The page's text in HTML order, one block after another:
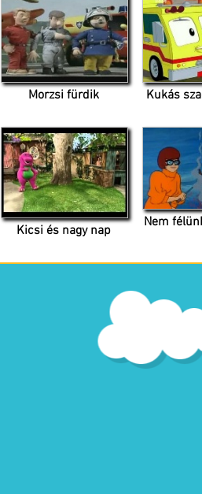
Morzsi fürdik Kukás
Kicsi és nagy nap
Nem